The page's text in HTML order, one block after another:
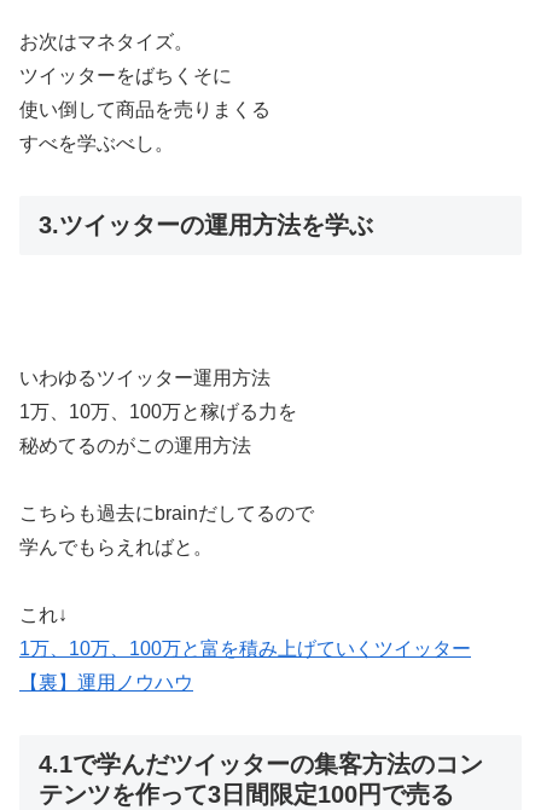
お次はマネタイズ。
ツイッターをばちくそに
使い倒して商品を売りまくる
すべを学ぶべし。
3.ツイッターの運用方法を学ぶ
いわゆるツイッター運用方法
1万、10万、100万と稼げる力を
秘めてるのがこの運用方法
こちらも過去にbrainだしてるので
学んでもらえればと。
これ↓
1万、10万、100万と富を積み上げていくツイッター
【裏】運用ノウハウ
4.1で学んだツイッターの集客方法のコン
テンツを作って3日間限定100円で売る